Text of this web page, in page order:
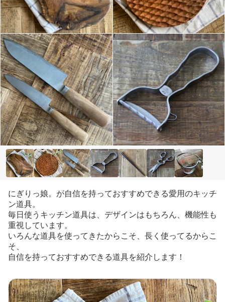
にぎりっ娘。が自信を持っておすすめできる愛用のキッチ
ン道具。
毎日使うキッチン道具は、デザインはもちろん、機能性も
重視しています。
いろんな道具を使ってきたからこそ、長く使ってるからこ
そ、
自信を持っておすすめできる道具を紹介します！